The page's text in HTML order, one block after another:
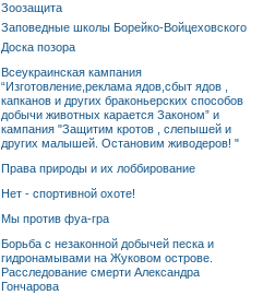
Зоозащита
Заповедные школы Борейко-Войцеховского
Доска позора
Всеукраинская кампания
“Изготовление,реклама ядов,сбыт ядов ,
капканов и других браконьерских способов
добычи животных карается Законом” и
кампания "Защитим кротов , слепышей и
других малышей. Остановим живодеров! "
Права природы и их лоббирование
Нет - спортивной охоте!
Мы против фуа-гра
Борьба с незаконной добычей песка и
гидронамывами на Жуковом острове.
Расследование смерти Александра
Гончарова